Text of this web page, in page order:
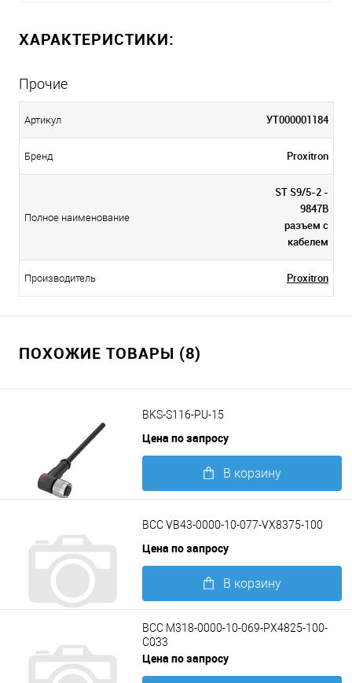
ХАРАКТЕРИСТИКИ:
Прочие
Артикул УТ000001184
Бренд Proxitron
Полное наименование
ST S9/5-2 -
9847B
разъем с
кабелем
Производитель Proxitron
ПОХОЖИЕ ТОВАРЫ (8)
BKS-S116-PU-15
Цена по запросу
В корзину
BCC VB43-0000-10-077-VX8375-100
Цена по запросу
В корзину
Подробнее
BCC M318-0000-10-069-PX4825-100-
C033
Цена по запросу